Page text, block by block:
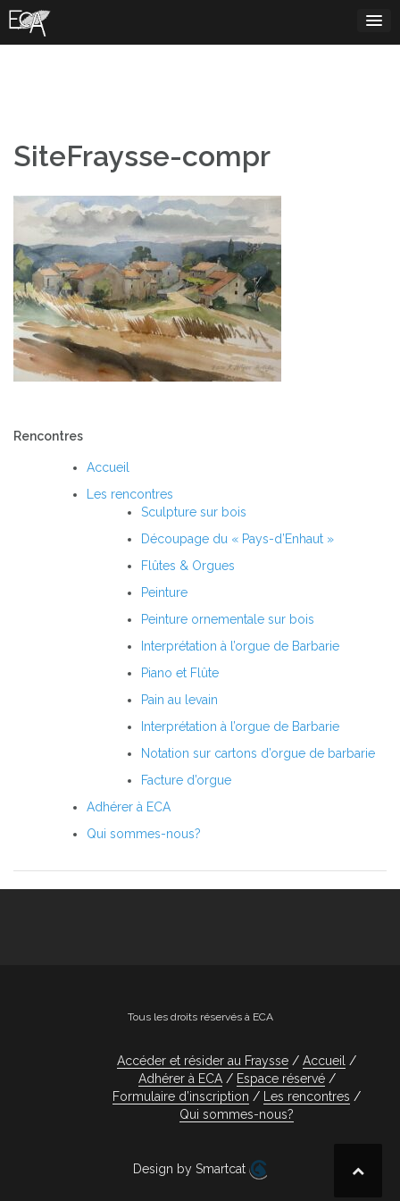
Skip
to
content
SiteFraysse-compr
Rencontres
Accueil
Les rencontres
Sculpture sur bois
Découpage du « Pays-d’Enhaut »
Flûtes & Orgues
Peinture
Peinture ornementale sur bois
Interprétation à l’orgue de Barbarie
Piano et Flûte
Pain au levain
Interprétation à l’orgue de Barbarie
Notation sur cartons d’orgue de barbarie
Facture d’orgue
Adhérer à ECA
Qui sommes-nous?
Tous les droits réservés à ECA
Accéder et résider au Fraysse
Accueil
Adhérer à ECA
Espace réservé
Formulaire d’inscription
Les rencontres
Qui sommes-nous?
Design by Smartcat